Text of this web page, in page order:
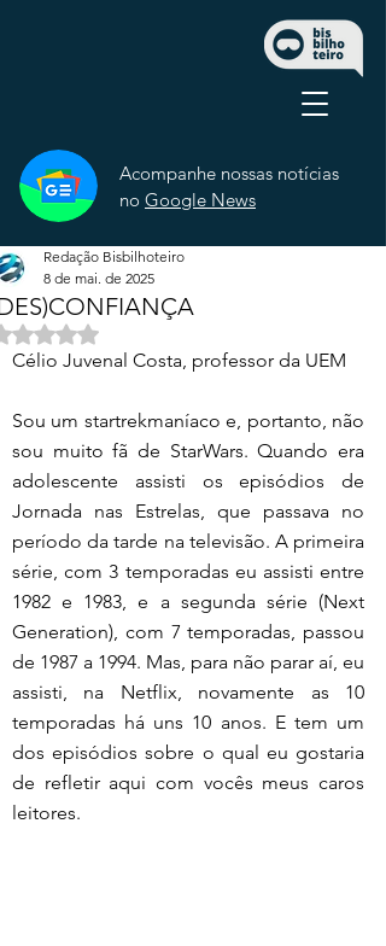
Acompanhe nossas notícias
no Google News
Redação Bisbilhoteiro
8 de mai. de 2025
Avaliado com NaN de 5 estrelas.
Célio Juvenal Costa, professor da UEM
Sou um startrekmaníaco e, portanto, não
sou muito fã de StarWars. Quando era
adolescente assisti os episódios de
Jornada nas Estrelas, que passava no
período da tarde na televisão. A primeira
série, com 3 temporadas eu assisti entre
1982 e 1983, e a segunda série (Next
Generation), com 7 temporadas, passou
de 1987 a 1994. Mas, para não parar aí, eu
assisti, na Netflix, novamente as 10
temporadas há uns 10 anos. E tem um
dos episódios sobre o qual eu gostaria
de refletir aqui com vocês meus caros
leitores.